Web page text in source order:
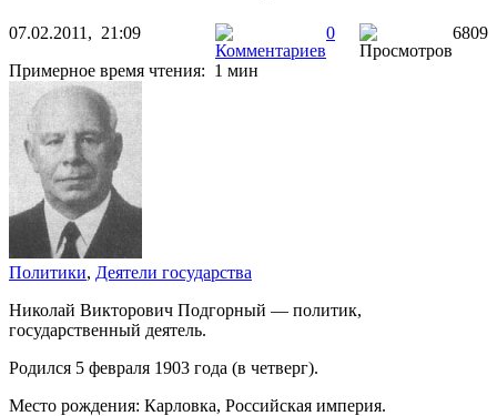
07.02.2011, 21:09 0
6809
Примерное время чтения: 1 мин
Политики, Деятели государства
Николай Викторович Подгорный — политик,
государственный деятель.
Родился 5 февраля 1903 года (в четверг).
Место рождения: Карловка, Российская империя.